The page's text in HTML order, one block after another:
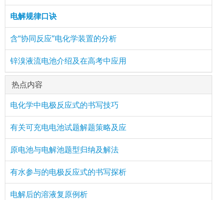
电解规律口诀
含“协同反应”电化学装置的分析
锌溴液流电池介绍及在高考中应用
热点内容
电化学中电极反应式的书写技巧
有关可充电电池试题解题策略及应
原电池与电解池题型归纳及解法
有水参与的电极反应式的书写探析
电解后的溶液复原例析